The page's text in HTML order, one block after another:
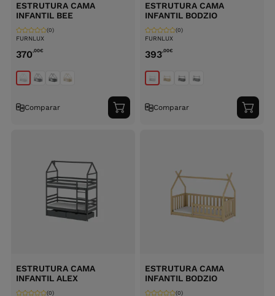
ESTRUTURA CAMA
INFANTIL BEE
FURNLUX
(0)
370,00€
Comparar
Adicionar
ao
ESTRUTURA CAMA
INFANTIL BODZIO
FURNLUX
(0)
393,00€
Comparar
ao
ESTRUTURA CAMA
INFANTIL ALEX
(0)
ESTRUTURA CAMA
INFANTIL BODZIO
(0)